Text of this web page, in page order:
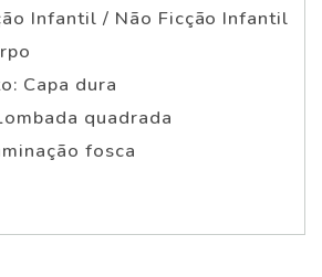
Infantil / Não Ficção Infantil
Capa dura
quadrada
fosca